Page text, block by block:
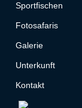
Sportfischen
Fotosafaris
Galerie
Unterkunft
Kontakt